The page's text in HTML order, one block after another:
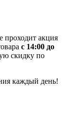
проходит акция
с 14:00 до
скидку по
каждый день!